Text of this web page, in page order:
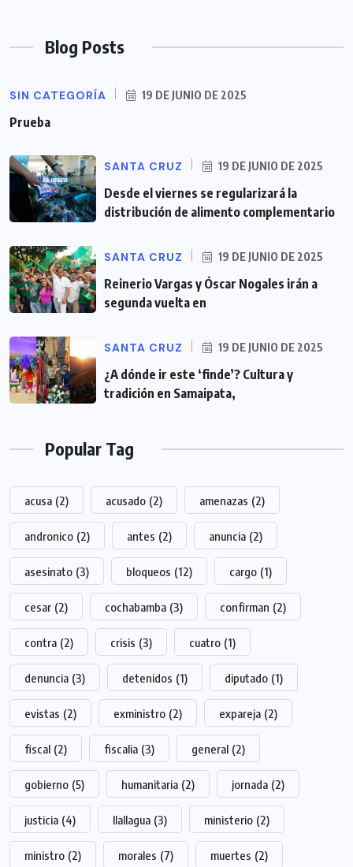
Blog Posts
SIN CATEGORÍA 19 DE JUNIO DE 2025
Prueba
SANTA CRUZ 19 DE JUNIO DE 2025
Desde el viernes se regularizará la
distribución de alimento complementario
SANTA CRUZ 19 DE JUNIO DE 2025
Reinerio Vargas y Óscar Nogales irán a
segunda vuelta en
SANTA CRUZ 19 DE JUNIO DE 2025
¿A dónde ir este ‘finde’? Cultura y
tradición en Samaipata,
Popular Tag
acusa (2) acusado (2) amenazas (2)
andronico (2) antes (2) anuncia (2)
asesinato (3) bloqueos (12) cargo (1)
cesar (2) cochabamba (3) confirman (2)
contra (2) crisis (3) cuatro (1)
denuncia (3) detenidos (1) diputado (1)
evistas (2) exministro (2) expareja (2)
fiscal (2) fiscalia (3) general (2)
gobierno (5) humanitaria (2) jornada (2)
justicia (4) llallagua (3) ministerio (2)
ministro (2) morales (7) muertes (2)